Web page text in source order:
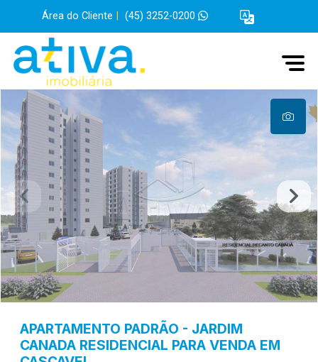
Área do Cliente (45) 3252-0200
APARTAMENTO PADRÃO - JARDIM
CANADA RESIDENCIAL PARA VENDA EM